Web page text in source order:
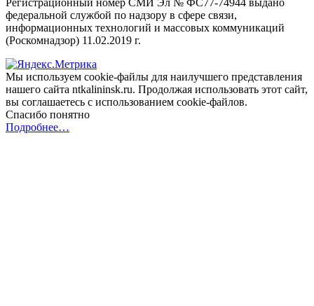
федеральной службой по надзору в сфере связи,
информационных технологий и массовых коммуникаций
(Роскомнадзор) 11.02.2019 г.
Мы используем cookie-файлы для наилучшего представления
нашего сайта ntkalininsk.ru. Продолжая использовать этот сайт,
вы соглашаетесь с использованием cookie-файлов.
Спасибо понятно
Подробнее…